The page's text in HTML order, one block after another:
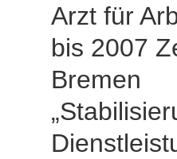
Arzt für
bis 2007
Bremen